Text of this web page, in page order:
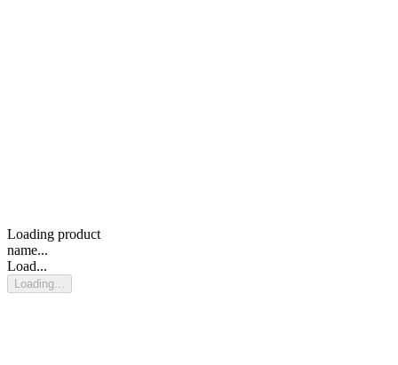
Loading product
name...
Load...
Loading...